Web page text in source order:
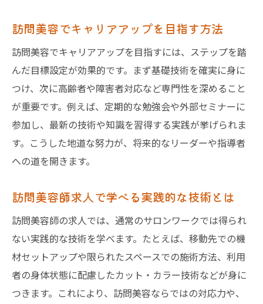
訪問美容でキャリアアップを目指す方法
訪問美容でキャリアアップを目指すには、ステップを踏
んだ目標設定が効果的です。まず基礎技術を確実に身に
つけ、次に高齢者や障害者対応など専門性を深めること
が重要です。例えば、定期的な勉強会や外部セミナーに
参加し、最新の技術や知識を習得する実践が挙げられま
す。こうした地道な努力が、将来的なリーダーや指導者
への道を開きます。
訪問美容師求人で学べる実践的な技術とは
訪問美容師の求人では、通常のサロンワークでは得られ
ない実践的な技術を学べます。たとえば、移動先での機
材セットアップや限られたスペースでの施術方法、利用
者の身体状態に配慮したカット・カラー技術などが身に
つきます。これにより、訪問美容ならではの対応力や、